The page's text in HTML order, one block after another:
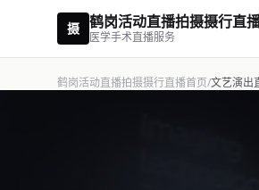
摄 鹤岗活动直播拍摄摄行直
医学手术直播服务
鹤岗活动直播拍摄摄行直播首页/文艺演出